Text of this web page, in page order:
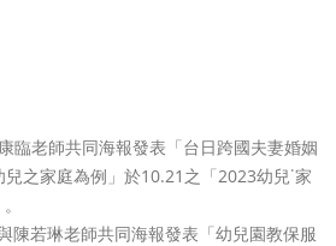
臨老師共同海報發表「台日跨國夫妻婚姻
之家庭為例」於10.21之「2023幼兒˙家
陳若琳老師共同海報發表「幼兒園教保服